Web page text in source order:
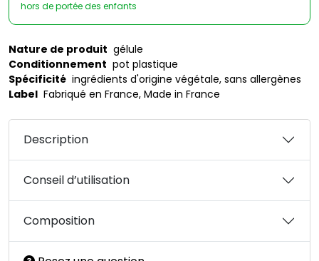
hors de portée des enfants
Nature de produit gélule
Conditionnement pot plastique
Spécificité ingrédients d'origine végétale, sans allergènes
Label Fabriqué en France, Made in France
Description
Conseil d’utilisation
Composition